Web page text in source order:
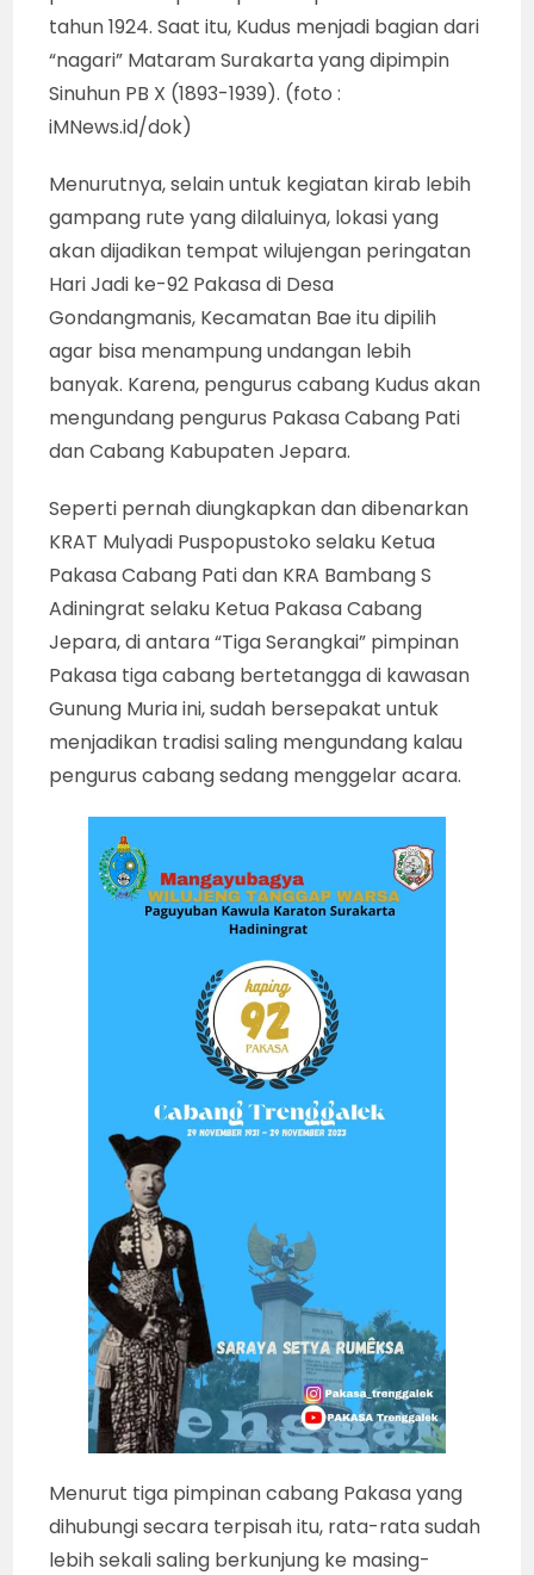
tahun 1924. Saat itu, Kudus menjadi bagian dari
“nagari” Mataram Surakarta yang dipimpin
Sinuhun PB X (1893-1939). (foto :
iMNews.id/dok)
Menurutnya, selain untuk kegiatan kirab lebih
gampang rute yang dilaluinya, lokasi yang
akan dijadikan tempat wilujengan peringatan
Hari Jadi ke-92 Pakasa di Desa
Gondangmanis, Kecamatan Bae itu dipilih
agar bisa menampung undangan lebih
banyak. Karena, pengurus cabang Kudus akan
mengundang pengurus Pakasa Cabang Pati
dan Cabang Kabupaten Jepara.
Seperti pernah diungkapkan dan dibenarkan
KRAT Mulyadi Puspopustoko selaku Ketua
Pakasa Cabang Pati dan KRA Bambang S
Adiningrat selaku Ketua Pakasa Cabang
Jepara, di antara “Tiga Serangkai” pimpinan
Pakasa tiga cabang bertetangga di kawasan
Gunung Muria ini, sudah bersepakat untuk
menjadikan tradisi saling mengundang kalau
pengurus cabang sedang menggelar acara.
Menurut tiga pimpinan cabang Pakasa yang
dihubungi secara terpisah itu, rata-rata sudah
lebih sekali saling berkunjung ke masing-